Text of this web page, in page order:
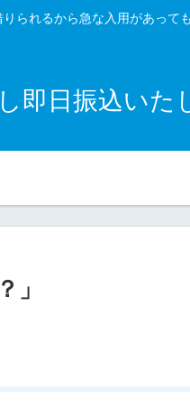
られるから急な入用があって
即日振込いた
」